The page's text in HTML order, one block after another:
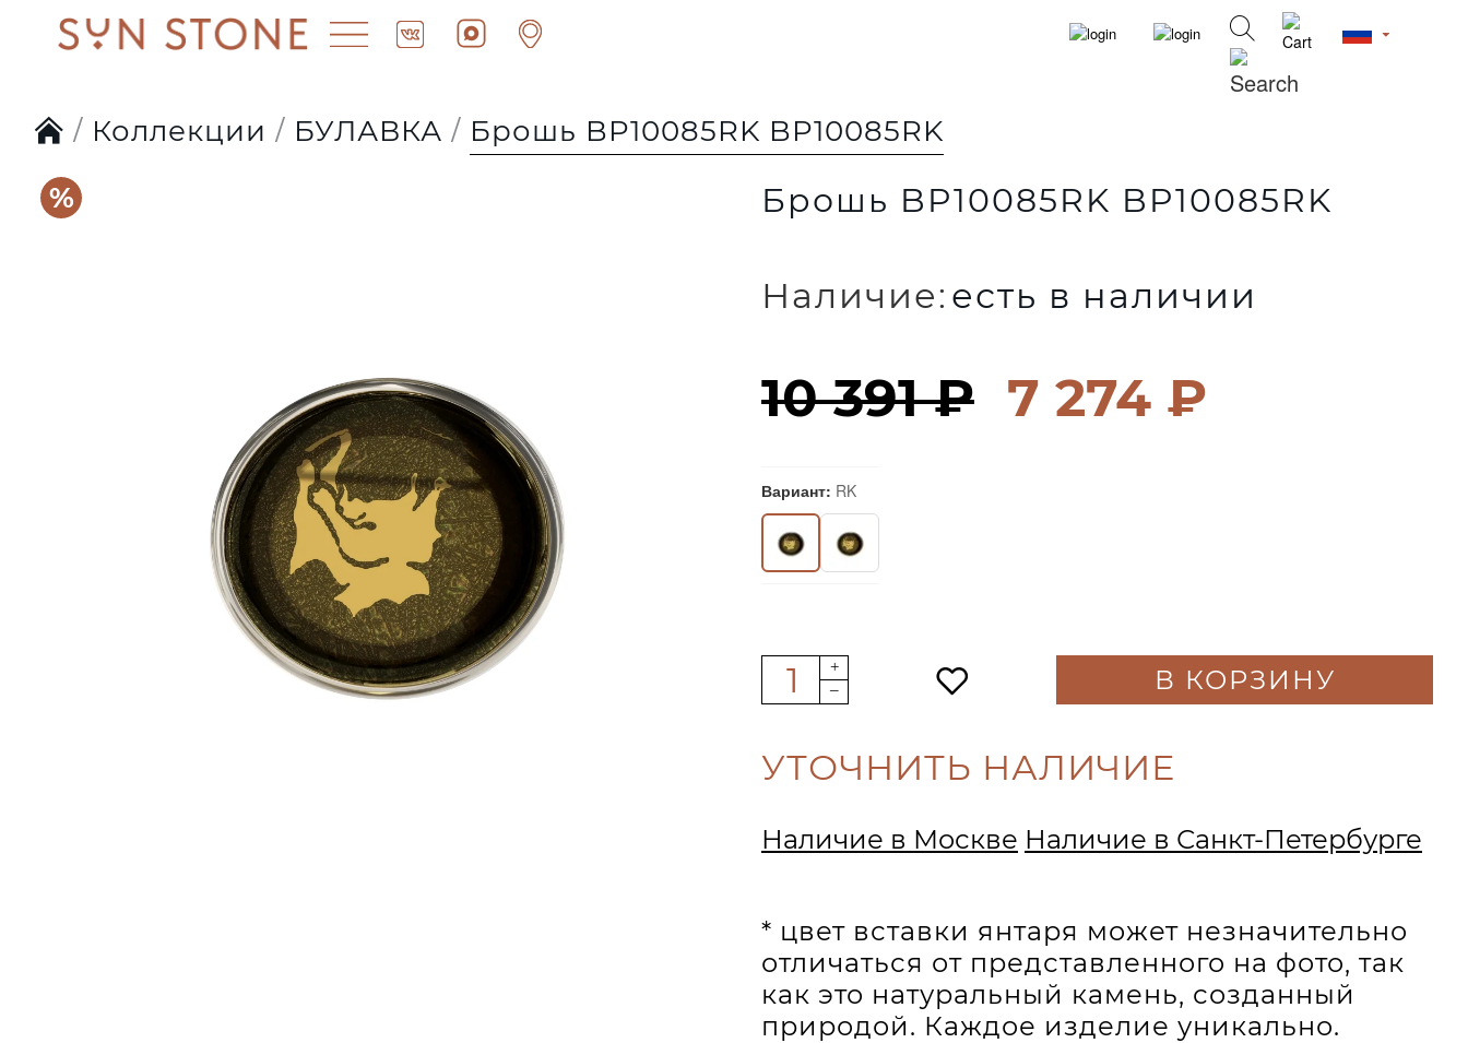
Коллекции БУЛАВКА
Брошь BP10085RK BP10085RK
%
Брошь BP10085RK BP10085RK
7 274 ₽
10 391 ₽
Вариант: RK
Наличие: есть в наличии
В КОРЗИНУ
* цвет вставки янтаря может незначительно
отличаться от представленного на фото, так
как это натуральный камень, созданный
природой. Каждое изделие уникально.
УТОЧНИТЬ НАЛИЧИЕ
Наличие в Москве Наличие в Санкт-Петербурге